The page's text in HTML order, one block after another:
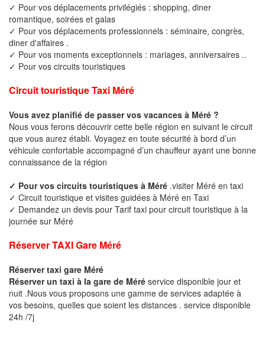
✓ Pour vos déplacements privilégiés : shopping, diner
romantique, soirées et galas
✓ Pour vos déplacements professionnels : séminaire, congrès,
diner d'affaires .
✓ Pour vos moments exceptionnels : mariages, anniversaires ..
✓ Pour vos circuits touristiques
Circuit touristique Taxi Méré
Vous avez planifié de passer vos vacances à Méré ?
Nous vous ferons découvrir cette belle région en suivant le circuit
que vous aurez établi. Voyagez en toute sécurité à bord d’un
véhicule confortable accompagné d’un chauffeur ayant une bonne
connaissance de la région
✓ Pour vos circuits touristiques à Méré .visiter Méré en taxi
✓ Circuit touristique et visites guidées à Méré en Taxi
✓ Demandez un devis pour Tarif taxi pour circuit touristique à la
journée sur Méré
Réserver TAXI Gare Méré
Réserver taxi gare Méré
Réserver un taxi à la gare de Méré service disponible jour et
nuit .Nous vous proposons une gamme de services adaptée à
vos besoins, quelles que soient les distances . service disponible
24h /7j